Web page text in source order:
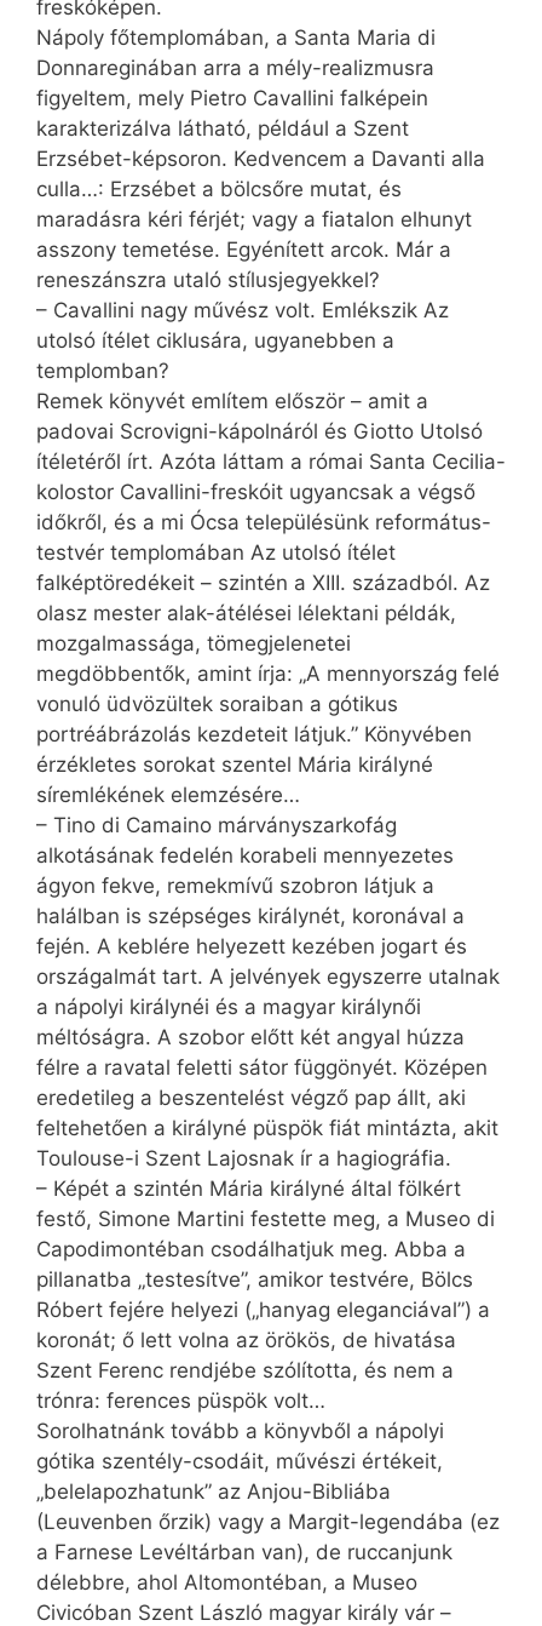
freskóképen.
Nápoly főtemplomában, a Santa Maria di
Donnareginában arra a mély-realizmusra
figyeltem, mely Pietro Cavallini falképein
karakterizálva látható, például a Szent
Erzsébet-képsoron. Kedvencem a Davanti alla
culla…: Erzsébet a bölcsőre mutat, és
maradásra kéri férjét; vagy a fiatalon elhunyt
asszony temetése. Egyénített arcok. Már a
reneszánszra utaló stílusjegyekkel?
– Cavallini nagy művész volt. Emlékszik Az
utolsó ítélet ciklusára, ugyanebben a
templomban?
Remek könyvét említem először – amit a
padovai Scrovigni-kápolnáról és Giotto Utolsó
ítéletéről írt. Azóta láttam a római Santa Cecilia-
kolostor Cavallini-freskóit ugyancsak a végső
időkről, és a mi Ócsa településünk református-
testvér templomában Az utolsó ítélet
falképtöredékeit – szintén a XIII. századból. Az
olasz mester alak-átélései lélektani példák,
mozgalmassága, tömegjelenetei
megdöbbentők, amint írja: „A mennyország felé
vonuló üdvözültek soraiban a gótikus
portréábrázolás kezdeteit látjuk.” Könyvében
érzékletes sorokat szentel Mária királyné
síremlékének elemzésére…
– Tino di Camaino márványszarkofág
alkotásának fedelén korabeli mennyezetes
ágyon fekve, remekmívű szobron látjuk a
halálban is szépséges királynét, koronával a
fején. A keblére helyezett kezében jogart és
országalmát tart. A jelvények egyszerre utalnak
a nápolyi királynéi és a magyar királynői
méltóságra. A szobor előtt két angyal húzza
félre a ravatal feletti sátor függönyét. Középen
eredetileg a beszentelést végző pap állt, aki
feltehetően a királyné püspök fiát mintázta, akit
Toulouse-i Szent Lajosnak ír a hagiográfia.
– Képét a szintén Mária királyné által fölkért
festő, Simone Martini festette meg, a Museo di
Capodimontéban csodálhatjuk meg. Abba a
pillanatba „testesítve”, amikor testvére, Bölcs
Róbert fejére helyezi („hanyag eleganciával”) a
koronát; ő lett volna az örökös, de hivatása
Szent Ferenc rendjébe szólította, és nem a
trónra: ferences püspök volt…
Sorolhatnánk tovább a könyvből a nápolyi
gótika szentély-csodáit, művészi értékeit,
„belelapozhatunk” az Anjou-Bibliába
(Leuvenben őrzik) vagy a Margit-legendába (ez
a Farnese Levéltárban van), de ruccanjunk
délebbre, ahol Altomontéban, a Museo
Civicóban Szent László magyar király vár –